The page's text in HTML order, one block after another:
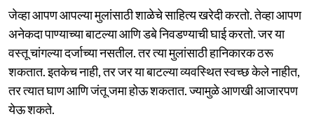
जेव्हा आपण आपल्या मुलांसाठी शाळेचे साहित्य खरेदी करतो. तेव्हा आपण
अनेकदा पाण्याच्या बाटल्या आणि डबे निवडण्याची घाई करतो. जर या
वस्तू चांगल्या दर्जाच्या नसतील. तर त्या मुलांसाठी हानिकारक ठरू
शकतात. इतकेच नाही, तर जर या बाटल्या व्यवस्थित स्वच्छ केले नाहीत,
तर त्यात घाण आणि जंतू जमा होऊ शकतात. ज्यामुळे आणखी आजारपण
येऊ शकते.